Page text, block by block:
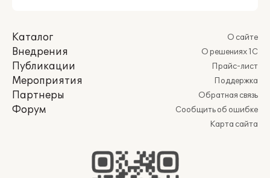
Каталог
Внедрения
Публикации
Мероприятия
Партнеры
Форум
О сайте
О решениях 1С
Прайс-лист
Поддержка
Обратная связь
Сообщить об ошибке
Карта сайта